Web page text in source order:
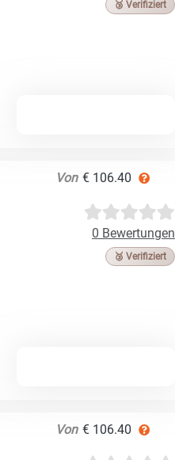
🥉 Verifiziert
Von € 106.40
0 Bewertungen
🥉 Verifiziert
Von € 106.40